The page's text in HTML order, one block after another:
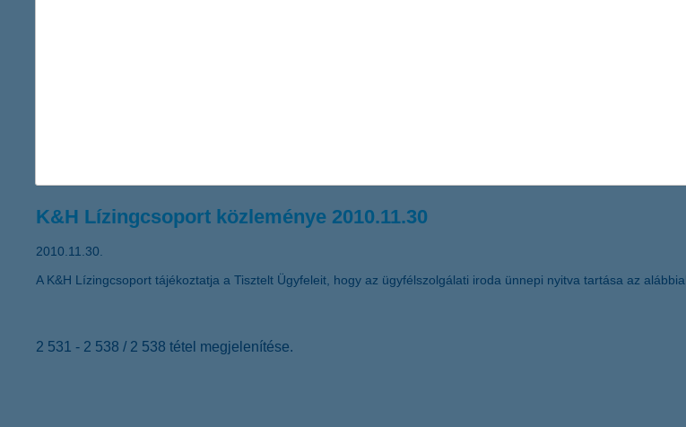
A K&H Pannonlízing Pénzügyi Szolgáltató Holding Zártkörűen Működő Részvénytársaság (székhelye: 1068
alábbiakban teszi közzé a Társaság alaptőke emeléséről, valamint a nyomdai úton előállított részvények
K&H Lízingcsoport közleménye 2010.11.30
2010.11.30.
A K&H Lízingcsoport tájékoztatja a Tisztelt Ügyfeleit, hogy az ügyfélszolgálati iroda ünnepi nyitva tartása az
2 531 - 2 538 / 2 538 tétel megjelenítése.